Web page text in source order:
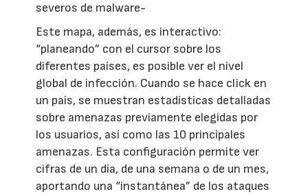
severos de malware-
Este mapa, además, es interactivo:
“planeando” con el cursor sobre los
diferentes países, es posible ver el nivel
global de infección. Cuando se hace click en
un país, se muestran estadísticas detalladas
sobre amenazas previamente elegidas por
los usuarios, así como las 10 principales
amenazas. Esta configuración permite ver
cifras de un día, de una semana o de un mes,
aportando una “instantánea” de los ataques